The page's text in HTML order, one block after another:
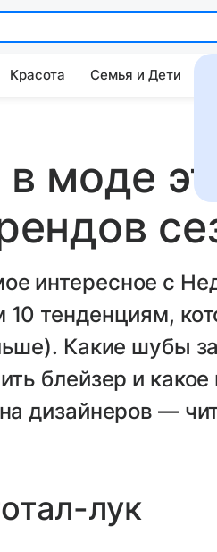
Красота Семья и Дети
моде
интересное с
10 тенденциям,
Какие шубы
блейзер и
дизайнеров —
лук